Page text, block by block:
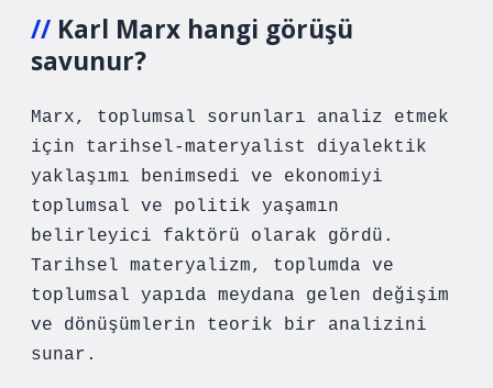
Karl Marx hangi görüşü
savunur?
Marx, toplumsal sorunları analiz etmek
için tarihsel-materyalist diyalektik
yaklaşımı benimsedi ve ekonomiyi
toplumsal ve politik yaşamın
belirleyici faktörü olarak gördü.
Tarihsel materyalizm, toplumda ve
toplumsal yapıda meydana gelen değişim
ve dönüşümlerin teorik bir analizini
sunar.